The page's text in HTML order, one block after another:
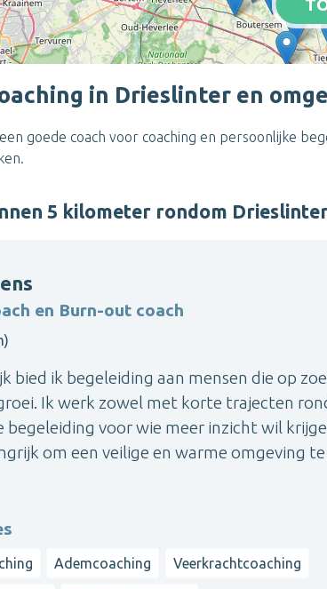
in Drieslinter en
goede coach voor coaching en persoonlijke
5 kilometer rondom
en Burn-out coach
bied ik begeleiding aan mensen die op
Ik werk zowel met korte trajecten
begeleiding voor wie meer inzicht wil
om een veilige en warme omgeving te
Ademcoaching Veerkrachtcoaching